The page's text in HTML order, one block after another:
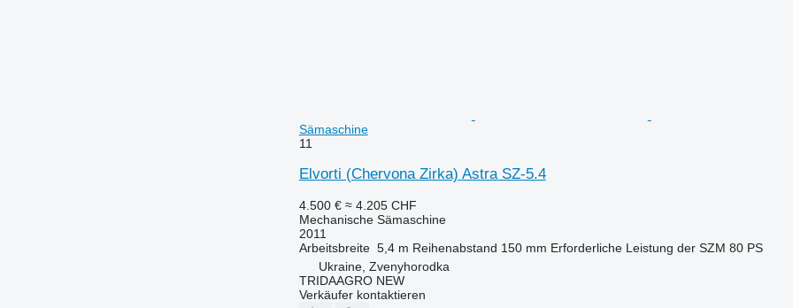
Sämaschine
11
Elvorti (Chervona Zirka) Astra SZ-5.4
4.500 € ≈ 4.205 CHF
Mechanische Sämaschine
2011
Arbeitsbreite 5,4 m Reihenabstand 150 mm Erforderliche Leistung der SZM 80 PS
Ukraine, Zvenyhorodka
TRIDAAGRO NEW
Verkäufer kontaktieren